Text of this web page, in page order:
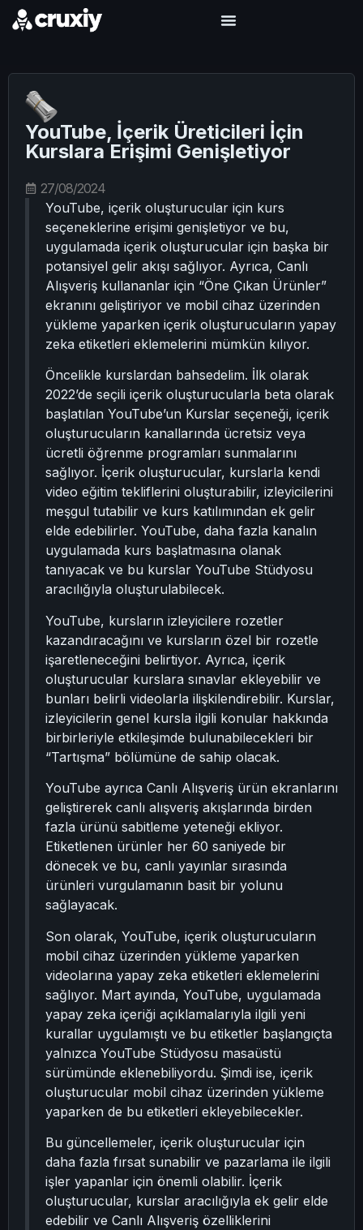
YouTube, İçerik Üreticileri İçin
Kurslara Erişimi Genişletiyor
27/08/2024
YouTube, içerik oluşturucular için kurs
seçeneklerine erişimi genişletiyor ve bu,
uygulamada içerik oluşturucular için başka bir
potansiyel gelir akışı sağlıyor. Ayrıca, Canlı
Alışveriş kullananlar için “Öne Çıkan Ürünler”
ekranını geliştiriyor ve mobil cihaz üzerinden
yükleme yaparken içerik oluşturucuların yapay
zeka etiketleri eklemelerini mümkün kılıyor.
Öncelikle kurslardan bahsedelim. İlk olarak
2022’de seçili içerik oluşturucularla beta olarak
başlatılan YouTube’un Kurslar seçeneği, içerik
oluşturucuların kanallarında ücretsiz veya
ücretli öğrenme programları sunmalarını
sağlıyor. İçerik oluşturucular, kurslarla kendi
video eğitim tekliflerini oluşturabilir, izleyicilerini
meşgul tutabilir ve kurs katılımından ek gelir
elde edebilirler. YouTube, daha fazla kanalın
uygulamada kurs başlatmasına olanak
tanıyacak ve bu kurslar YouTube Stüdyosu
aracılığıyla oluşturulabilecek.
YouTube, kursların izleyicilere rozetler
kazandıracağını ve kursların özel bir rozetle
işaretleneceğini belirtiyor. Ayrıca, içerik
oluşturucular kurslara sınavlar ekleyebilir ve
bunları belirli videolarla ilişkilendirebilir. Kurslar,
izleyicilerin genel kursla ilgili konular hakkında
birbirleriyle etkileşimde bulunabilecekleri bir
“Tartışma” bölümüne de sahip olacak.
YouTube ayrıca Canlı Alışveriş ürün ekranlarını
geliştirerek canlı alışveriş akışlarında birden
fazla ürünü sabitleme yeteneği ekliyor.
Etiketlenen ürünler her 60 saniyede bir
dönecek ve bu, canlı yayınlar sırasında
ürünleri vurgulamanın basit bir yolunu
sağlayacak.
Son olarak, YouTube, içerik oluşturucuların
mobil cihaz üzerinden yükleme yaparken
videolarına yapay zeka etiketleri eklemelerini
sağlıyor. Mart ayında, YouTube, uygulamada
yapay zeka içeriği açıklamalarıyla ilgili yeni
kurallar uygulamıştı ve bu etiketler başlangıçta
yalnızca YouTube Stüdyosu masaüstü
sürümünde eklenebiliyordu. Şimdi ise, içerik
oluşturucular mobil cihaz üzerinden yükleme
yaparken de bu etiketleri ekleyebilecekler.
Bu güncellemeler, içerik oluşturucular için
daha fazla fırsat sunabilir ve pazarlama ile ilgili
işler yapanlar için önemli olabilir. İçerik
oluşturucular, kurslar aracılığıyla ek gelir elde
edebilir ve Canlı Alışveriş özelliklerini